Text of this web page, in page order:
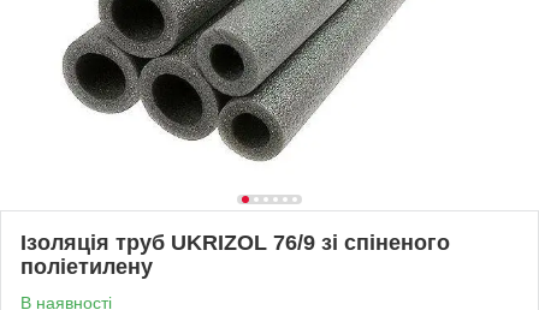
Ізоляція труб UKRIZOL 76/9 зі спіненого
поліетилену
В наявності